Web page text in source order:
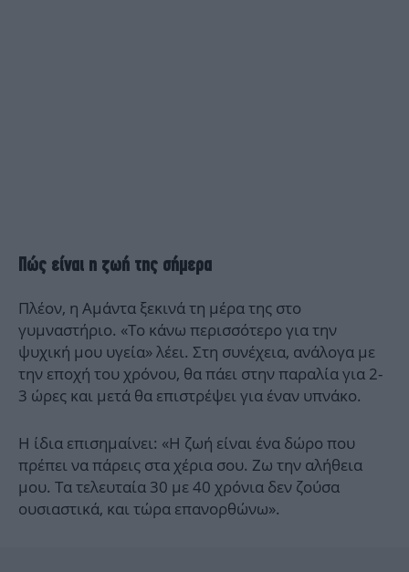
Πώς είναι η ζωή της σήμερα
Πλέον, η Αμάντα ξεκινά τη μέρα της στο
γυμναστήριο. «Το κάνω περισσότερο για την
ψυχική μου υγεία» λέει. Στη συνέχεια, ανάλογα με
την εποχή του χρόνου, θα πάει στην παραλία για 2-
3 ώρες και μετά θα επιστρέψει για έναν υπνάκο.
Η ίδια επισημαίνει: «Η ζωή είναι ένα δώρο που
πρέπει να πάρεις στα χέρια σου. Ζω την αλήθεια
μου. Τα τελευταία 30 με 40 χρόνια δεν ζούσα
ουσιαστικά, και τώρα επανορθώνω».